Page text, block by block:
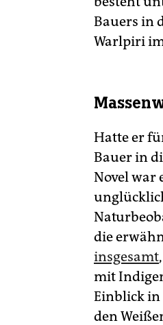
Bauers in
Warlpiri
Hatte er
Bauer in
Novel war
die
insgesamt
mit
Einblick in
den